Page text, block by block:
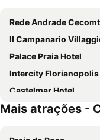
Rede Andrade
Il Campanario Villaggio
Palace Praia Hotel
Intercity Florianopolis
Castelmar Hotel
Hotel Farol da Ilha
Mais atrações -